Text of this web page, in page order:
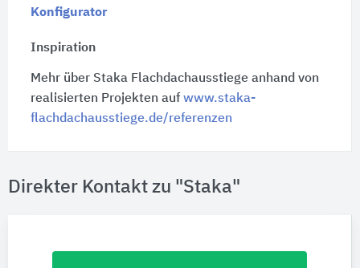
Konfigurator
Inspiration
Mehr über Staka Flachdachausstiege anhand von
realisierten Projekten aufwww.staka-
flachdachausstiege.de/referenzen
Direkter Kontakt zu "Staka"